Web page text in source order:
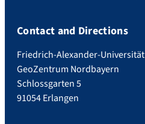
Contact and Directions
Friedrich-Alexander-Universität
GeoZentrum Nordbayern
Schlossgarten 5
91054 Erlangen